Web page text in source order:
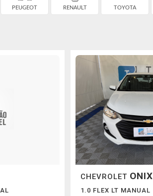
PEUGEOT RENAULT TOYOTA
CHEVROLET ONIX
1.0 FLEX LT MANUAL